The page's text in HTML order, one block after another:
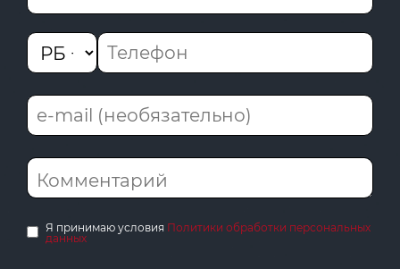
Я принимаю условия Политики обработки персональных
данных